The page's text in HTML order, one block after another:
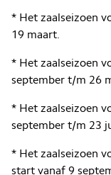
* Het zaalseizoen
19 maart.
* Het zaalseizoen
september t/m 26
* Het zaalseizoen
september t/m 23
* Het zaalseizoen
start vanaf 9